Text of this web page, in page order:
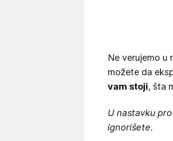
Ne verujemo u
možete da
vam stoji, šta
U nastavku
ignorišete.